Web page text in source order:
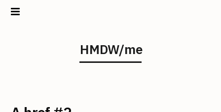
HMDW/me